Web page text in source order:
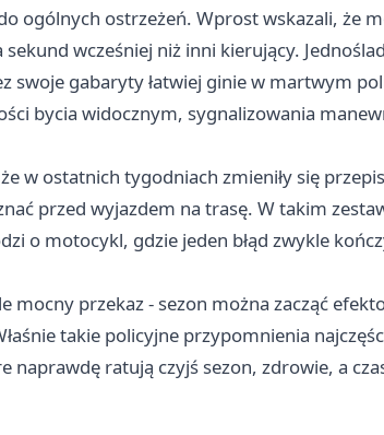
ogólnych ostrzeżeń. Wprost wskazali, że
wcześniej niż inni kierujący.
swoje gabaryty łatwiej ginie w martwym
bycia widocznym, sygnalizowania
w ostatnich tygodniach zmieniły się
przed wyjazdem na trasę. W takim
o motocykl, gdzie jeden błąd zwykle
mocny przekaz - sezon można zacząć
takie policyjne przypomnienia
naprawdę ratują czyjś sezon, zdrowie, a